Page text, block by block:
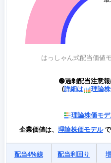
🟢過剰配当注意
(詳細は 理論
理論株価モ
企業価値は、 理論株価モデル
配当4%線 配当利回り